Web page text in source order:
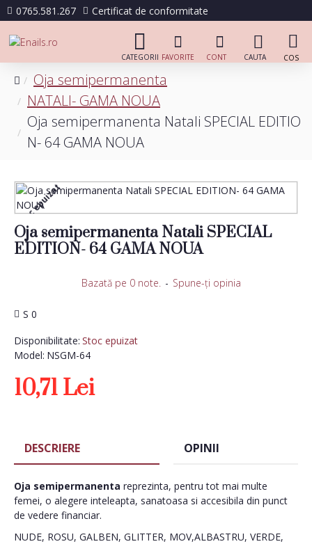
0765.581.267 Certificat de conformitate
Oja semipermanenta
NATALI- GAMA NOUA
Oja semipermanenta Natali SPECIAL EDITIO
N- 64 GAMA NOUA
Stoc epuizat
Oja semipermanenta Natali SPECIAL
EDITION- 64 GAMA NOUA
Disponibilitate: Stoc epuizat
Model: NSGM-64
S 0
Bazată pe 0 note. - Spune-ţi opinia
10,71 Lei
DESCRIERE OPINII
Oja semipermanenta reprezinta, pentru tot mai multe
femei, o alegere inteleapta, sanatoasa si accesibila din punct
de vedere financiar.
NUDE, ROSU, GALBEN, GLITTER, MOV,ALBASTRU, VERDE,